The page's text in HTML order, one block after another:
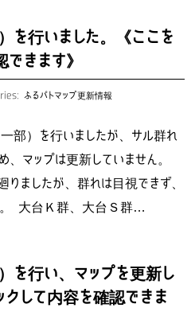
を行いました。《ここを
できます》
ふるパトマップ更新情報
部）を行いましたが、サル群れ
、マップは更新していません。
ましたが、群れは目視できず、
。 大台Ｋ群、大台Ｓ群…
を行い、マップを更新し
クして内容を確認できま